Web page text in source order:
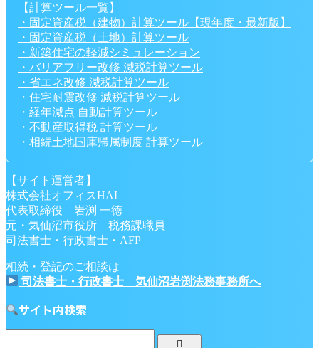
【計算ツール一覧】
・固定資産税（建物）計算ツール【現年度・最新版】
・固定資産税（土地）計算ツール
・新築住宅の軽減シミュレーション
・バリアフリー改修 減税計算ツール
・省エネ改修 減税計算ツール
・住宅耐震改修 減税計算ツール
・経年減点 自動計算ツール
・不動産取得税 計算ツール
・相続土地国庫帰属制度 計算ツール
【サイト運営者】
株式会社オフィスHAL
代表取締役 岩渕 一徳
元・気仙沼市役所 税務課職員
司法書士・行政書士・AFP
相続・登記のご相談は
司法書士・行政書士 気仙沼岩渕法務事務所へ
サイト内検索